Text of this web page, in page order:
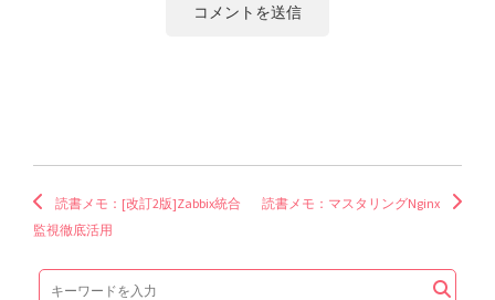
読書メモ：[改訂2版]Zabbix統合
監視徹底活用
読書メモ：マスタリングNginx